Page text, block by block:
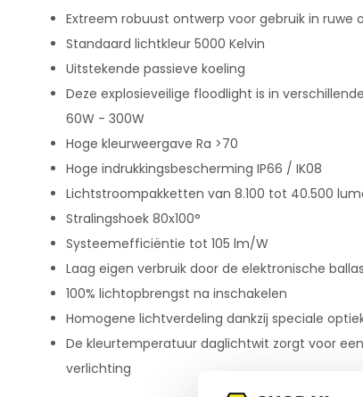
Extreem robuust ontwerp voor gebruik in ruwe
Standaard lichtkleur 5000 Kelvin
Uitstekende passieve koeling
Deze explosieveilige floodlight is in
60W - 300W
Hoge kleurweergave Ra >70
Hoge indrukkingsbescherming IP66 / IK08
Lichtstroompakketten van 8.100 tot 40.500
Stralingshoek 80x100°
Systeemefficiëntie tot 105 lm/W
Laag eigen verbruik door de elektronische
100% lichtopbrengst na inschakelen
Homogene lichtverdeling dankzij speciale
De kleurtemperatuur daglichtwit zorgt voor
verlichting